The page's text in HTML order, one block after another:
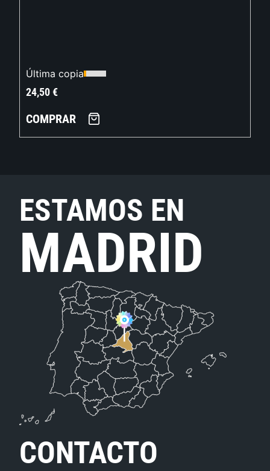
Última copia
24,50€
COMPRAR
ESTAMOS EN
MADRID
CONTACTO